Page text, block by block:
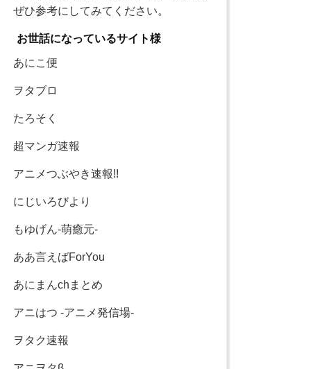
ぜひ参考にしてみてください。
お世話になっているサイト様
あにこ便
ヲタブロ
たろそく
超マンガ速報
アニメつぶやき速報!!
にじいろびより
もゆげん-萌癒元-
ああ言えばForYou
あにまんchまとめ
アニはつ -アニメ発信場-
ヲタク速報